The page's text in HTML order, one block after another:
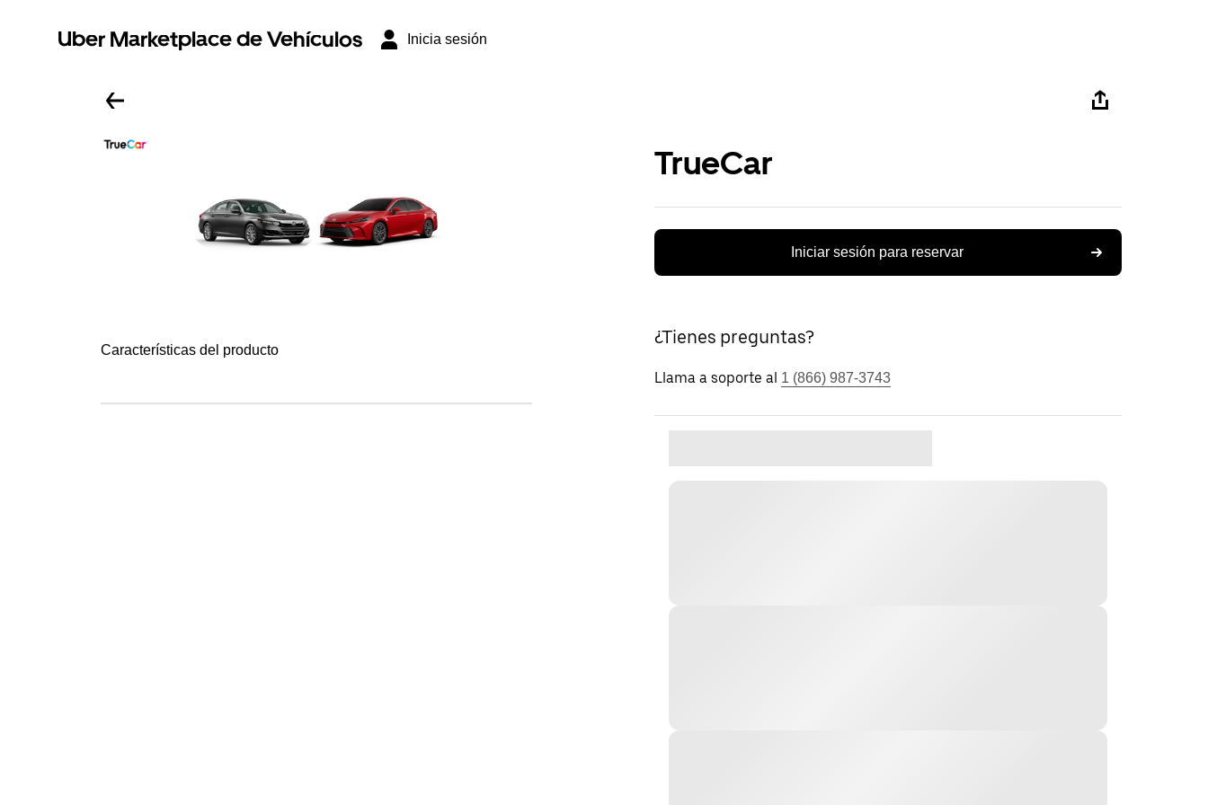
Uber Marketplace de Vehículos Inicia sesión
Características del producto
TrueCar
Iniciar sesión para reservar
¿Tienes preguntas?
Llama a soporte al 1 (866) 987-3743